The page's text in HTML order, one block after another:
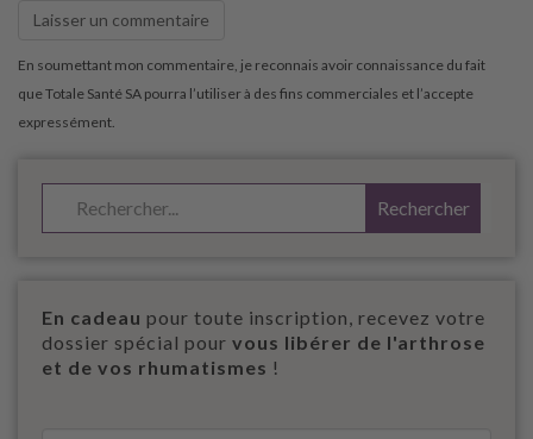
En cadeau pour toute inscription, recevez votre
dossier spécial pour vous libérer de l'arthrose
et de vos rhumatismes !